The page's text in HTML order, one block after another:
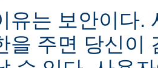
유는 보안이다.
을 주면 당신이